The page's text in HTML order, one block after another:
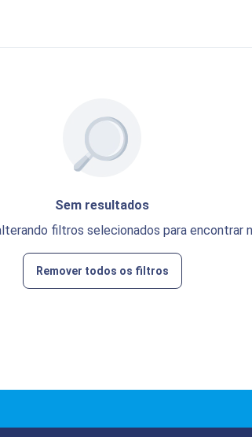
Sem resultados
filtros selecionados para encontrar
Remover todos os filtros